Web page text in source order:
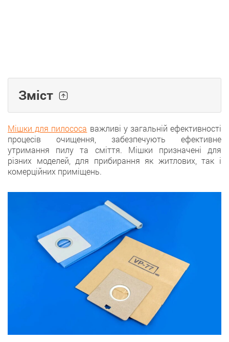
Зміст
Мішки для пилососа важливі у загальній ефективності
процесів очищення, забезпечують ефективне
утримання пилу та сміття. Мішки призначені для
різних моделей, для прибирання як житлових, так і
комерційних приміщень.